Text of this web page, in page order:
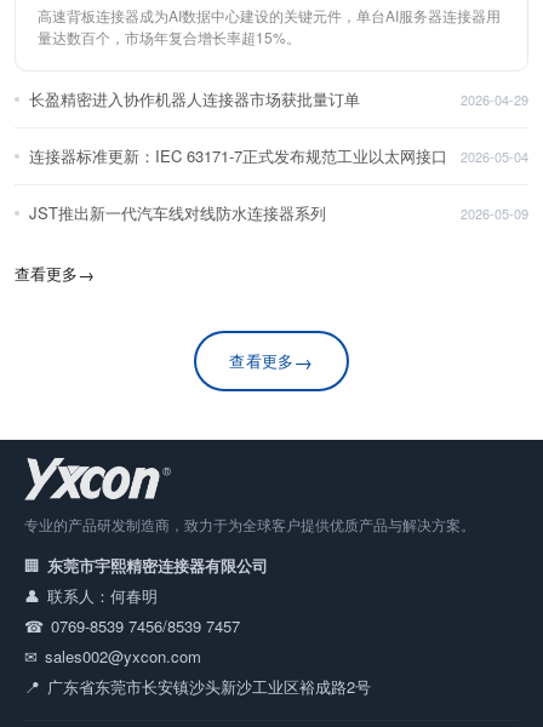
高速背板连接器成为AI数据中心建设的关键元件，单台AI服务器连接器用
量达数百个，市场年复合增长率超15%。
长盈精密进入协作机器人连接器市场获批量订单 2026-04-29
连接器标准更新：IEC 63171-7正式发布规范工业以太网接口 2026-05-04
JST推出新一代汽车线对线防水连接器系列 2026-05-09
查看更多→
查看更多→
专业的产品研发制造商，致力于为全球客户提供优质产品与解决方案。
东莞市宇熙精密连接器有限公司
联系人：何春明
0769-8539 7456/8539 7457
sales002@yxcon.com
广东省东莞市长安镇沙头新沙工业区裕成路2号